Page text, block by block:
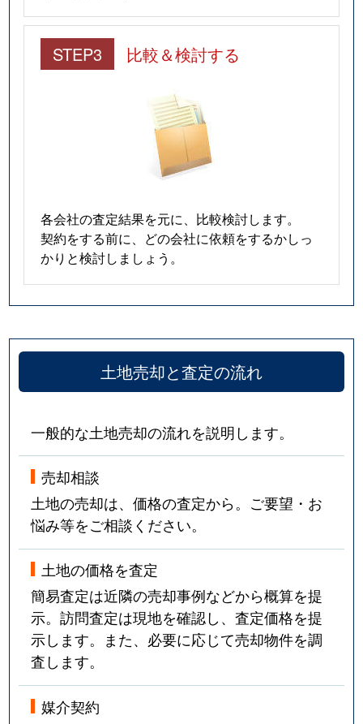
STEP3 比較＆検討する
各会社の査定結果を元に、比較検討します。
契約をする前に、どの会社に依頼をするかしっ
かりと検討しましょう。
土地売却と査定の流れ
一般的な土地売却の流れを説明します。
売却相談
土地の売却は、価格の査定から。ご要望・お
悩み等をご相談ください。
土地の価格を査定
簡易査定は近隣の売却事例などから概算を提
示。訪問査定は現地を確認し、査定価格を提
示します。また、必要に応じて売却物件を調
査します。
媒介契約